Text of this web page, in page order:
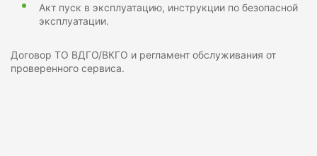
Акт пуск в эксплуатацию, инструкции по безопасной
эксплуатации.
Договор ТО ВДГО/ВКГО и регламент обслуживания от
проверенного сервиса.